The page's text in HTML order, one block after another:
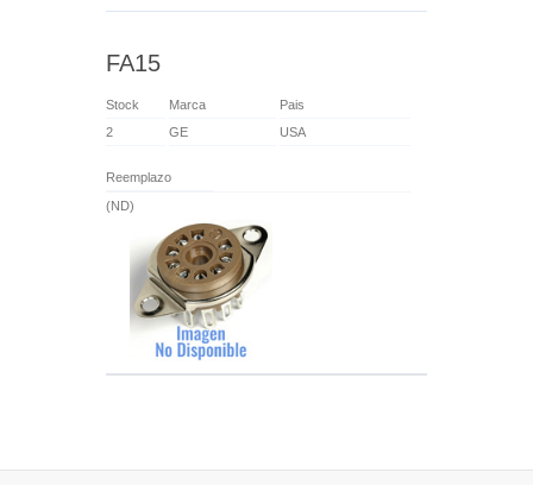
FA15
Stock Marca
Pais
2
GE USA
Reemplazo
(ND)